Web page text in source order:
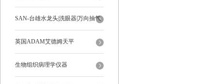
SAN-台雄水龙头|洗眼器|万向抽气
罩
英国ADAM艾德姆天平
生物组织病理学仪器